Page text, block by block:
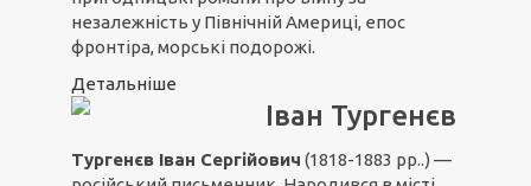
незалежність у Північній Америці, епос
фронтіра, морські подорожі.
Детальніше
Іван Тургенєв
Тургенєв Іван Сергійович (1818-1883 рр..) —